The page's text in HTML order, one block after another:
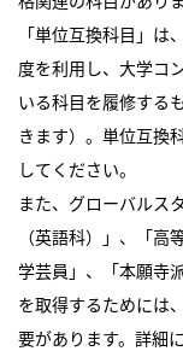
「単位互換科目」
度を利用し、大学コ
いる科目を履修する
きます）。単位互換
してください。
また、グローバルス
（英語科）」、「
学芸員」、「本願寺
を取得するためには
要があります。詳細